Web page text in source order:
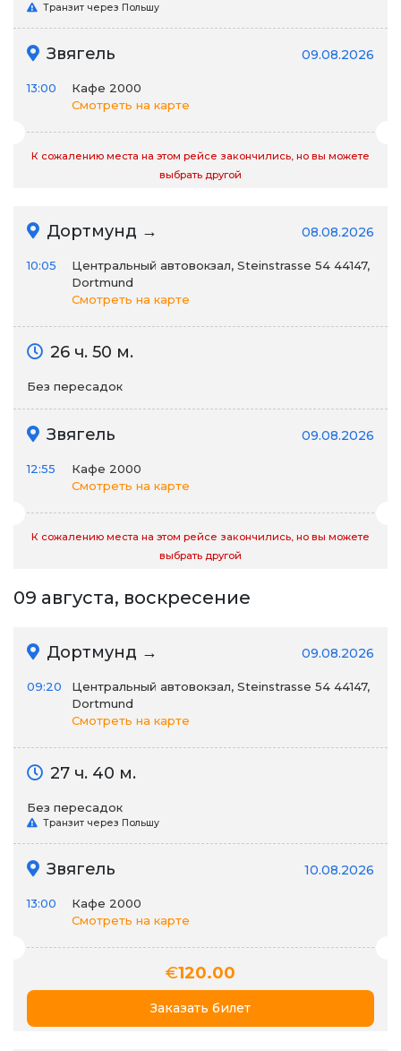
Транзит через Польшу
Звягель 09.08.2026
13:00
Кафе 2000
Смотреть на карте
К сожалению места на этом рейсе закончились, но вы можете
выбрать другой
Дортмунд → 08.08.2026
10:05
Центральный автовокзал, Steinstrasse 54 44147,
Dortmund
Смотреть на карте
26 ч. 50 м.
Без пересадок
Звягель 09.08.2026
12:55
Кафе 2000
Смотреть на карте
К сожалению места на этом рейсе закончились, но вы можете
выбрать другой
09 августа, воскресение
Дортмунд → 09.08.2026
09:20
Центральный автовокзал, Steinstrasse 54 44147,
Dortmund
Смотреть на карте
27 ч. 40 м.
Без пересадок
Транзит через Польшу
Звягель 10.08.2026
13:00
Кафе 2000
Смотреть на карте
€120.00
Заказать билет